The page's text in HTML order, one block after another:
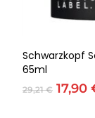
Schwarzkopf
65ml
29,21€ O
17,90